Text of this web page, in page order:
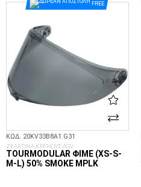
FREE
ΚΩΔ. 20KV33B8A1.G31
ΖΕΛΑΤΙΝΑ ΚΡΑΝΟΥΣ AGV
TOURMODULAR ΦΙΜΈ (XS-S-
M-L) 50% SMOKE MPLK